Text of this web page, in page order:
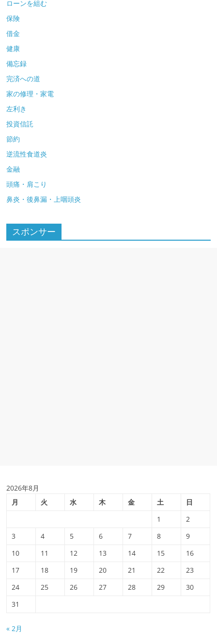
ローンを組む
保険
借金
健康
備忘録
完済への道
家の修理・家電
左利き
投資信託
節約
逆流性食道炎
金融
頭痛・肩こり
鼻炎・後鼻漏・上咽頭炎
スポンサー
2026年8月
月
火 水 木 金 土
日
1
2
3
4 5 6 7 8
9
10
11 12 13 14 15
16
17
18 19 20 21 22
23
24
25 26 27 28 29
30
31
« 2月